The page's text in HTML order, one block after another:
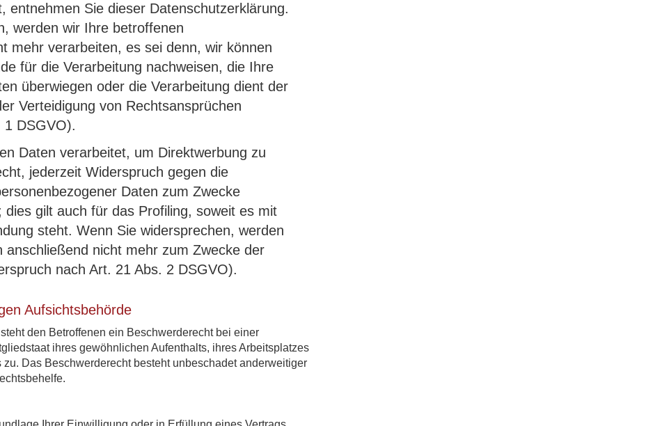
entnehmen Sie dieser Datenschutzerklärung.
werden wir Ihre betroffenen
mehr verarbeiten, es sei denn, wir können
für die Verarbeitung nachweisen, die Ihre
überwiegen oder die Verarbeitung dient der
Verteidigung von Rechtsansprüchen
1 DSGVO).
Daten verarbeitet, um Direktwerbung zu
jederzeit Widerspruch gegen die
Daten zum Zwecke
gilt auch für das Profiling, soweit es mit
steht. Wenn Sie widersprechen, werden
anschließend nicht mehr zum Zwecke der
nach Art. 21 Abs. 2 DSGVO).
Aufsichtsbehörde
den Betroffenen ein Beschwerderecht bei einer
ihres gewöhnlichen Aufenthalts, ihres Arbeitsplatzes
Das Beschwerderecht besteht unbeschadet anderweitiger